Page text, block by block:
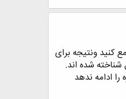
خواهید داشت جمع کنید ونتیجه برای
را ادامه ندهد